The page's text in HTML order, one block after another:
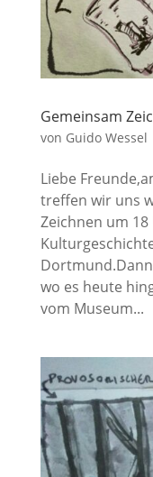
Gemeinsam
von Guido Wessel
Liebe
treffen wir uns
Zeichnen um
wo es heute
vom Museum...